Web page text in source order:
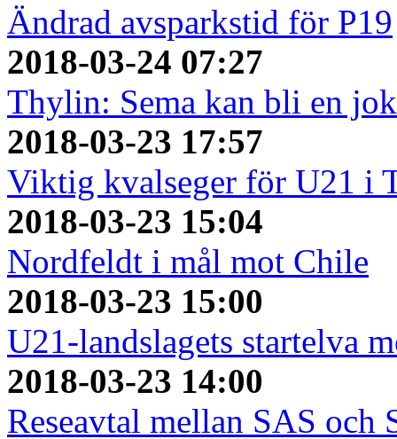
Ändrad avsparkstid för P19
2018-03-24 07:27
Thylin: Sema kan bli en
2018-03-23 17:57
Viktig kvalseger för U21 i
2018-03-23 15:04
Nordfeldt i mål mot Chile
2018-03-23 15:00
U21-landslagets startelva
2018-03-23 14:00
Reseavtal mellan SAS och